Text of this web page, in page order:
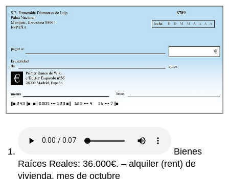
Bienes
Raíces Reales: 36.000€. – alquiler (rent)de
vivienda, mes de octubre